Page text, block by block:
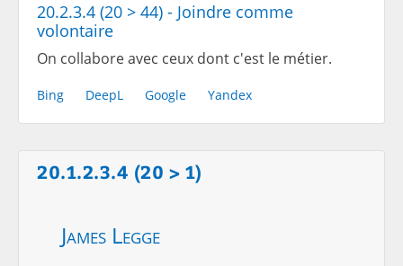
20.2.3.4 (20 > 44) - Joindre comme
volontaire
On collabore avec ceux dont c'est le métier.
Bing DeepL Google Yandex
20.1.2.3.4 (20 > 1)
James Legge